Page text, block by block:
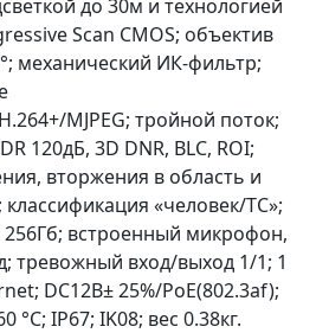
до 30м и технологией
Scan CMOS; объектив
механический ИК-фильтр;
MJPEG; тройной поток;
120дБ, 3D DNR, BLC, ROI;
вторжения в область и
«человек/ТС»;
256Гб; встроенный микрофон,
тревожный вход/выход 1/1; 1
DC12В± 25%/PoE(802.3af);
°C; IP67; IK08; вес 0.38кг.